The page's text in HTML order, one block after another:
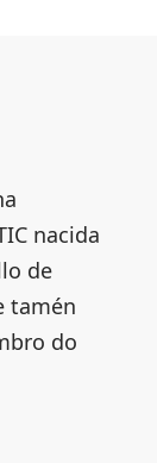
nacida
de
tamén
do